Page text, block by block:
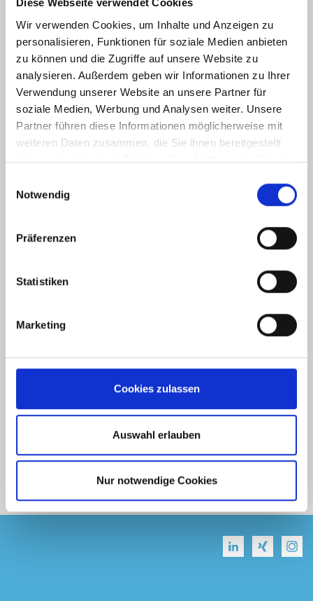
Diese Webseite verwendet Cookies
Wir verwenden Cookies, um Inhalte und Anzeigen zu
personalisieren, Funktionen für soziale Medien anbieten
zu können und die Zugriffe auf unsere Website zu
analysieren. Außerdem geben wir Informationen zu Ihrer
Verwendung unserer Website an unsere Partner für
soziale Medien, Werbung und Analysen weiter. Unsere
Partner führen diese Informationen möglicherweise mit
weiteren Daten zusammen, die Sie ihnen bereitgestellt
haben oder die sie im Rahmen Ihrer Nutzung der Dienste
Notwendig
Präferenzen
Statistiken
Marketing
Cookies zulassen
Auswahl erlauben
Nur notwendige Cookies
Tanja Passlack
Kommunikation / Investor Relations
E-Mail schreiben
H&R KGaA
20457 Hamburg